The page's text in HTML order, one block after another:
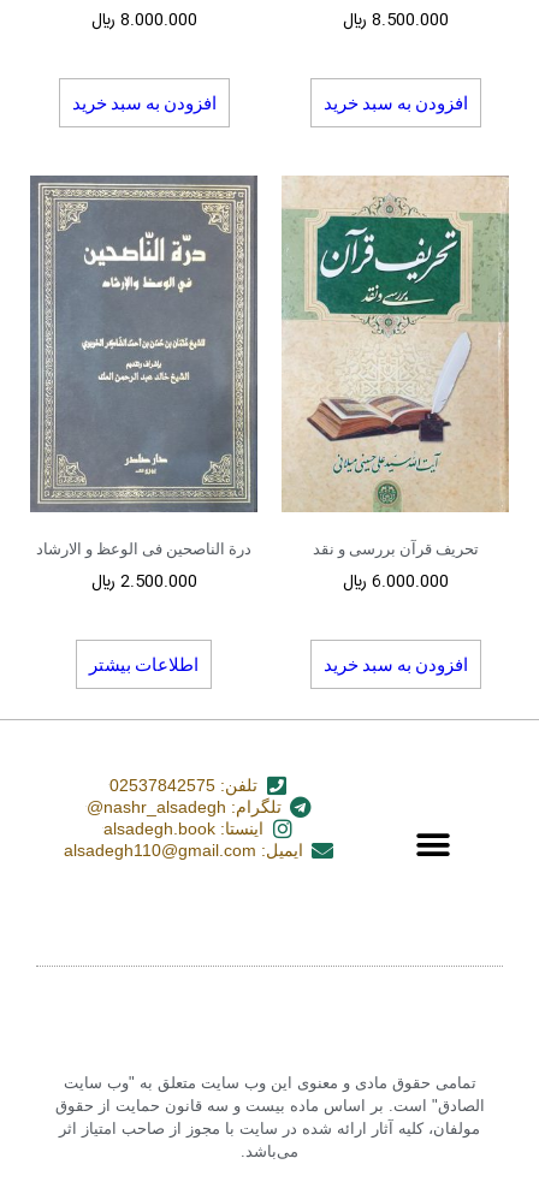
8.500.000 ﷼
افزودن به سبد خرید
8.000.000 ﷼
افزودن به سبد خرید
تحریف قرآن بررسی و نقد
6.000.000 ﷼
افزودن به سبد خرید
درة الناصحین فی الوعظ و الارشاد
2.500.000 ﷼
اطلاعات بیشتر
تلفن: 02537842575
تلگرام: nashr_alsadegh@
اینستا: alsadegh.book
ایمیل: alsadegh110@gmail.com
تمامی حقوق مادی و معنوی این وب سایت متعلق به "وب سایت
الصادق" است. بر اساس ماده بیست و سه قانون حمایت از حقوق
مولفان، کلیه آثار ارائه شده در سایت با مجوز از صاحب امتیاز اثر
می‌باشد.‏